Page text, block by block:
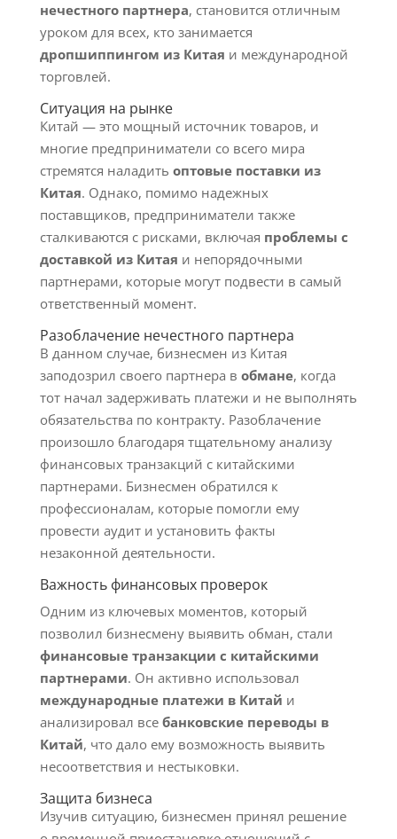
нечестного партнера, становится отличным
уроком для всех, кто занимается
дропшиппингом из Китая и международной
торговлей.
Ситуация на рынке
Китай — это мощный источник товаров, и
многие предприниматели со всего мира
стремятся наладить оптовые поставки из
Китая. Однако, помимо надежных
поставщиков, предприниматели также
сталкиваются с рисками, включая проблемы с
доставкой из Китая и непорядочными
партнерами, которые могут подвести в самый
ответственный момент.
Разоблачение нечестного партнера
В данном случае, бизнесмен из Китая
заподозрил своего партнера в обмане, когда
тот начал задерживать платежи и не выполнять
обязательства по контракту. Разоблачение
произошло благодаря тщательному анализу
финансовых транзакций с китайскими
партнерами. Бизнесмен обратился к
профессионалам, которые помогли ему
провести аудит и установить факты
незаконной деятельности.
Важность финансовых проверок
Одним из ключевых моментов, который
позволил бизнесмену выявить обман, стали
финансовые транзакции с китайскими
партнерами. Он активно использовал
международные платежи в Китай и
анализировал все банковские переводы в
Китай, что дало ему возможность выявить
несоответствия и нестыковки.
Защита бизнеса
Изучив ситуацию, бизнесмен принял решение